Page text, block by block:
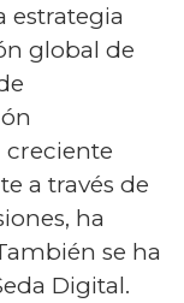
estrategia
global de
creciente
a través de
ha
se ha
Digital.